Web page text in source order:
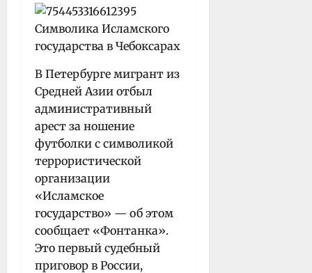
В Петербурге мигрант из
Средней Азии отбыл
административный
арест за ношение
футболки с символикой
террористической
организации
«Исламское
государство» — об этом
сообщает «Фонтанка».
Это первый судебный
приговор в России,